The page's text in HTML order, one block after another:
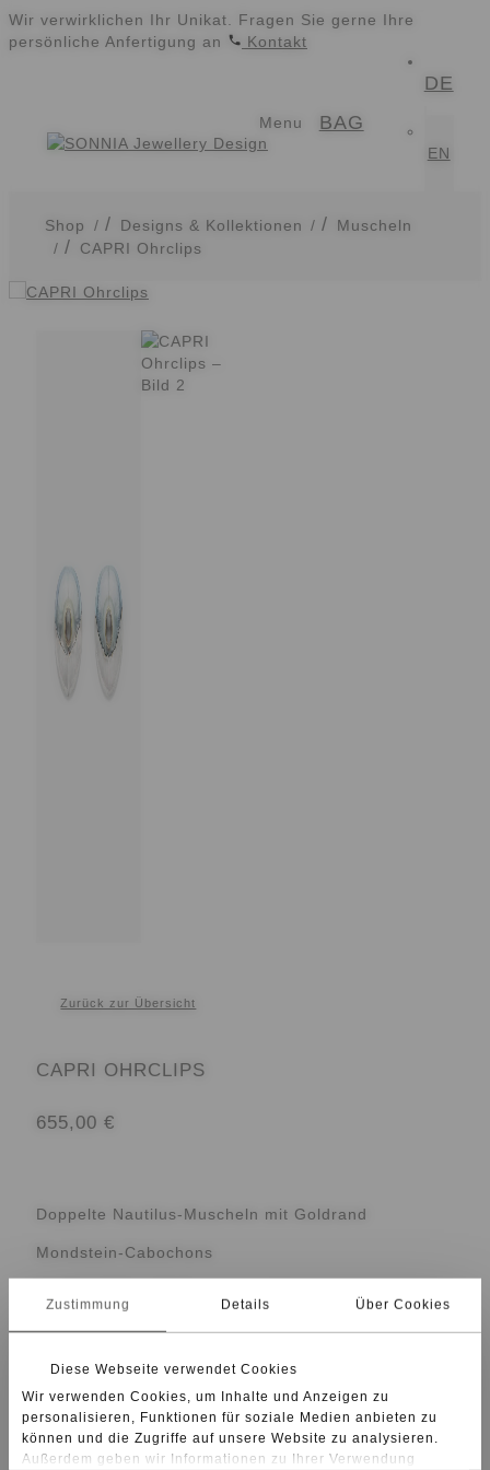
Zustimmung Details Über Cookies
Diese Webseite verwendet Cookies
Wir verwenden Cookies, um Inhalte und Anzeigen zu
personalisieren, Funktionen für soziale Medien anbieten zu
können und die Zugriffe auf unsere Website zu analysieren.
Außerdem geben wir Informationen zu Ihrer Verwendung
Wir verwirklichen Ihr Unikat. Fragen Sie gerne Ihre
persönliche Anfertigung an
Kontakt
springen
springen
Menu BAG
DE
EN
Shop / Designs & Kollektionen /
Muscheln
/
CAPRI Ohrclips
Zurück zur Übersicht
CAPRI OHRCLIPS
655,00 €
Doppelte Nautilus-Muscheln mit Goldrand
Mondstein-Cabochons
Muschel-Durchmesser 3 cm
Nautilus-Muscheln sind mit 2,5 cm – 3 cm – 3,5 cm
Durchmesser erhältlich.
Auf Wunsch als Ohrclip oder Stecker